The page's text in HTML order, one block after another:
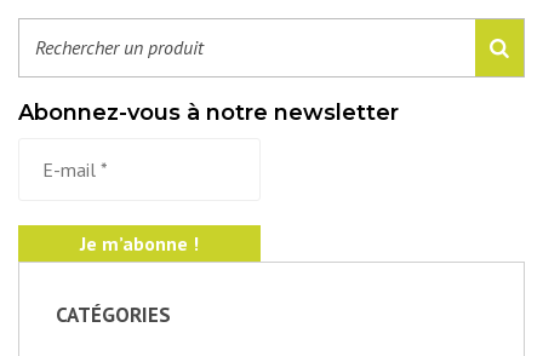
Abonnez-vous à notre newsletter
CATÉGORIES